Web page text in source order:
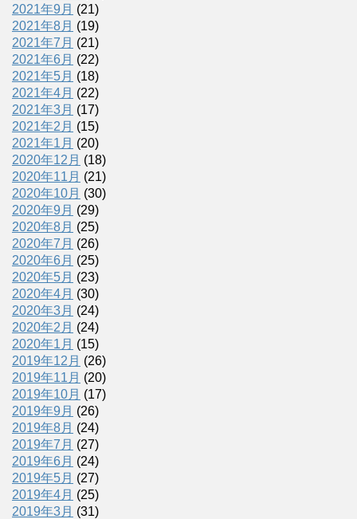
2021年9月 (21)
2021年8月 (19)
2021年7月 (21)
2021年6月 (22)
2021年5月 (18)
2021年4月 (22)
2021年3月 (17)
2021年2月 (15)
2021年1月 (20)
2020年12月 (18)
2020年11月 (21)
2020年10月 (30)
2020年9月 (29)
2020年8月 (25)
2020年7月 (26)
2020年6月 (25)
2020年5月 (23)
2020年4月 (30)
2020年3月 (24)
2020年2月 (24)
2020年1月 (15)
2019年12月 (26)
2019年11月 (20)
2019年10月 (17)
2019年9月 (26)
2019年8月 (24)
2019年7月 (27)
2019年6月 (24)
2019年5月 (27)
2019年4月 (25)
2019年3月 (31)